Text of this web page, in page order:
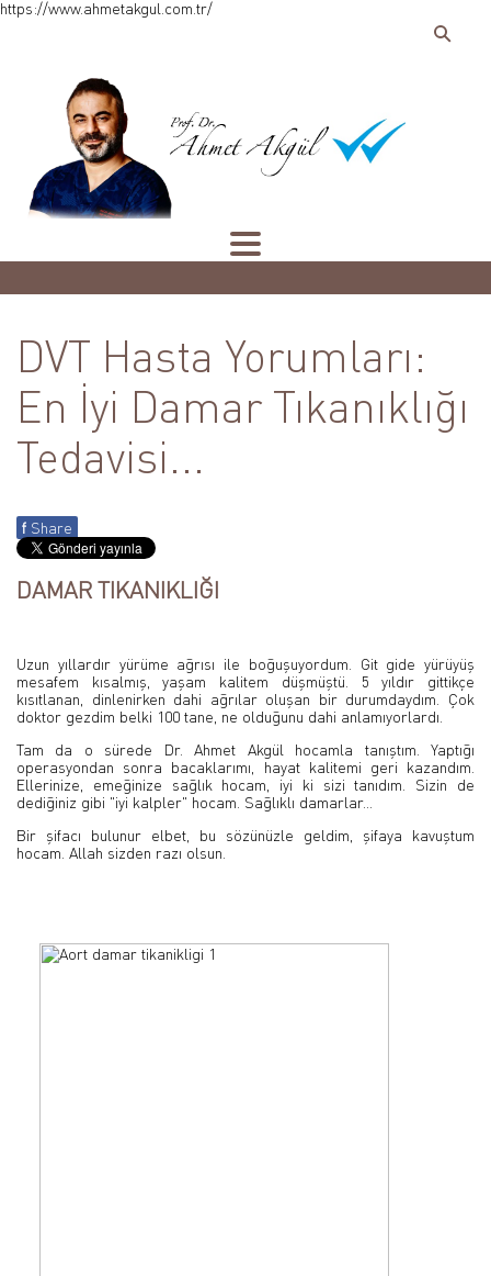
https://www.ahmetakgul.com.tr/
DVT Hasta Yorumları:
En İyi Damar Tıkanıklığı
Tedavisi...
f Share
DAMAR TIKANIKLIĞI
Uzun yıllardır yürüme ağrısı ile boğuşuyordum. Git gide yürüyüş
mesafem kısalmış, yaşam kalitem düşmüştü. 5 yıldır gittikçe
kısıtlanan, dinlenirken dahi ağrılar oluşan bir durumdaydım. Çok
doktor gezdim belki 100 tane, ne olduğunu dahi anlamıyorlardı.
Tam da o sürede Dr. Ahmet Akgül hocamla tanıştım. Yaptığı
operasyondan sonra bacaklarımı, hayat kalitemi geri kazandım.
Ellerinize, emeğinize sağlık hocam, iyi ki sizi tanıdım. Sizin de
dediğiniz gibi "iyi kalpler" hocam. Sağlıklı damarlar...
Bir şifacı bulunur elbet, bu sözünüzle geldim, şifaya kavuştum
hocam. Allah sizden razı olsun.